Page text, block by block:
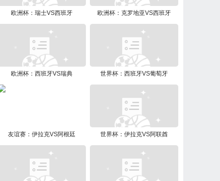
欧洲杯：瑞士VS西班牙 欧洲杯：克罗地亚VS西班牙
欧洲杯：西班牙VS瑞典 世界杯：西班牙VS葡萄牙
友谊赛：伊拉克VS阿根廷 世界杯：伊拉克VS阿联酋